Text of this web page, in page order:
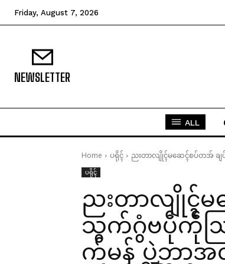
Friday, August 7, 2026
NEWSLETTER
ALL
Home ပရိုၚ် ညးတာလျိုၚ်မဆေၚ်စပ်တအ် ချ
ပရိုၚ်
ညးတာလျိုၚ်မ
သွက်ဂွံဗပဵုကဵုဩန်
က်မန် ပ္ဍဲဘာ